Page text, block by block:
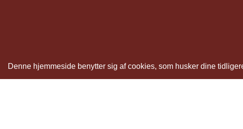
Denne hjemmeside benytter sig af cookies, som husker dine